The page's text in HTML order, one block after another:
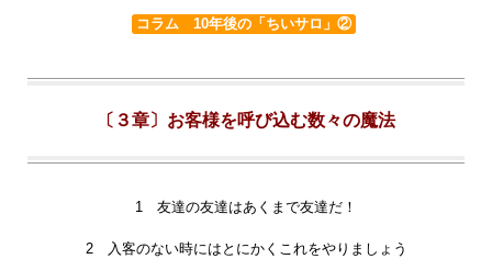
コラム 10年後の「ちいサロ」②
〔３章〕お客様を呼び込む数々の魔法
1 友達の友達はあくまで友達だ！
2 入客のない時にはとにかくこれをやりましょう